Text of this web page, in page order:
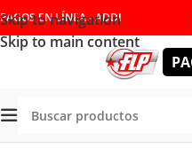
Skip to navigation
Skip to main content
PAGOS EN LÍNEA - ADDI
DE MEDICIÓN